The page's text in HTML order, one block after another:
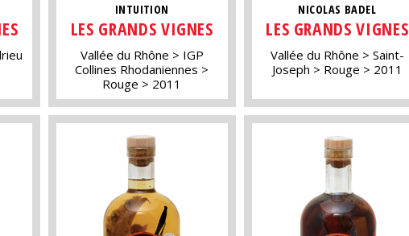
INTUITION
LES GRANDS VIGNES
Vallée du Rhône
IGP
Collines Rhodaniennes
Rouge
2011
NICOLAS BADEL
LES GRANDS VIGNES
Vallée du Rhône
Saint-
Joseph
Rouge 2011